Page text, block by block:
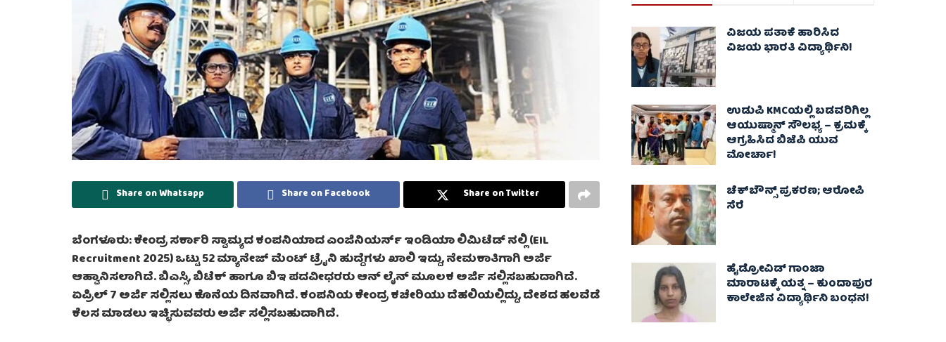
Share on Whatsapp Share on Facebook Share on Twitter
ಬೆಂಗಳೂರು: ಕೇಂದ್ರ ಸರ್ಕಾರಿ ಸ್ವಾಮ್ಯದ ಕಂಪನಿಯಾದ ಎಂಜಿನಿಯರ್ಸ್ ಇಂಡಿಯಾ ಲಿಮಿಟೆಡ್ ನಲ್ಲಿ (EIL
Recruitment 2025) ಒಟ್ಟು 52 ಮ್ಯಾನೇಜ್ ಮೆಂಟ್ ಟ್ರೈನಿ ಹುದ್ದೆಗಳು ಖಾಲಿ ಇದ್ದು, ನೇಮಕಾತಿಗಾಗಿ ಅರ್ಜಿ
ಆಹ್ವಾನಿಸಲಾಗಿದೆ. ಬಿಎಸ್ಸಿ, ಬಿಟೆಕ್ ಹಾಗೂ ಬಿಇ ಪದವೀಧರರು ಆನ್ ಲೈನ್ ಮೂಲಕ ಅರ್ಜಿ ಸಲ್ಲಿಸಬಹುದಾಗಿದೆ.
ಏಪ್ರಿಲ್ 7 ಅರ್ಜಿ ಸಲ್ಲಿಸಲು ಕೊನೆಯ ದಿನವಾಗಿದೆ. ಕಂಪನಿಯ ಕೇಂದ್ರ ಕಚೇರಿಯು ದೆಹಲಿಯಲ್ಲಿದ್ದು, ದೇಶದ ಹಲವೆಡೆ
ಕೆಲಸ ಮಾಡಲು ಇಚ್ಛಿಸುವವರು ಅರ್ಜಿ ಸಲ್ಲಿಸಬಹುದಾಗಿದೆ.
ವಿಜಯ ಪತಾಕೆ ಹಾರಿಸಿದ
ವಿಜಯ ಭಾರತಿ ವಿದ್ಯಾರ್ಥಿನಿ!
ಉಡುಪಿ KMCಯಲ್ಲಿ ಬಡವರಿಗಿಲ್ಲ
ಆಯುಷ್ಮಾನ್ ಸೌಲಭ್ಯ – ಕ್ರಮಕ್ಕೆ
ಆಗ್ರಹಿಸಿದ ಬಿಜೆಪಿ ಯುವ
ಮೋರ್ಚಾ!
ಚೆಕ್​ಬೌನ್ಸ್​ ಪ್ರಕರಣ; ಆರೋಪಿ
ಸೆರೆ
ಹೈಡ್ರೋವಿಡ್ ಗಾಂಜಾ
ಮಾರಾಟಕ್ಕೆ ಯತ್ನ – ಕುಂದಾಪುರ
ಕಾಲೇಜಿನ ವಿದ್ಯಾರ್ಥಿನಿ ಬಂಧನ!